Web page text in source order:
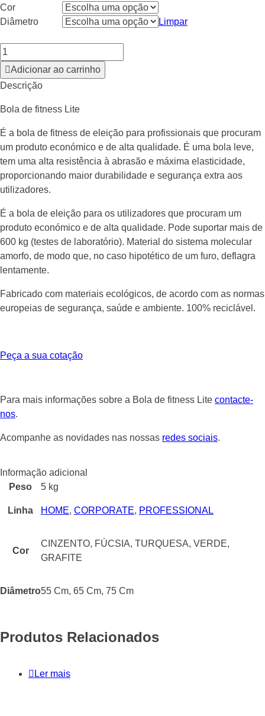
Cor
Diâmetro
Limpar
Adicionar ao carrinho
Descrição
Bola de fitness Lite
É a bola de fitness de eleição para profissionais que procuram
um produto económico e de alta qualidade. É uma bola leve,
tem uma alta resistência à abrasão e máxima elasticidade,
proporcionando maior durabilidade e segurança extra aos
utilizadores.
É a bola de eleição para os utilizadores que procuram um
produto económico e de alta qualidade. Pode suportar mais de
600 kg (testes de laboratório). Material do sistema molecular
amorfo, de modo que, no caso hipotético de um furo, deflagra
lentamente.
Fabricado com materiais ecológicos, de acordo com as normas
europeias de segurança, saúde e ambiente. 100% reciclável.
Peça a sua cotação
Para mais informações sobre a Bola de fitness Lite contacte-
nos.
Acompanhe as novidades nas nossas redes sociais.
Informação adicional
Peso
5 kg
Linha HOME, CORPORATE, PROFESSIONAL
Cor
CINZENTO, FÚCSIA, TURQUESA, VERDE,
GRAFITE
Diâmetro55 Cm, 65 Cm, 75 Cm
Produtos Relacionados
Ler mais